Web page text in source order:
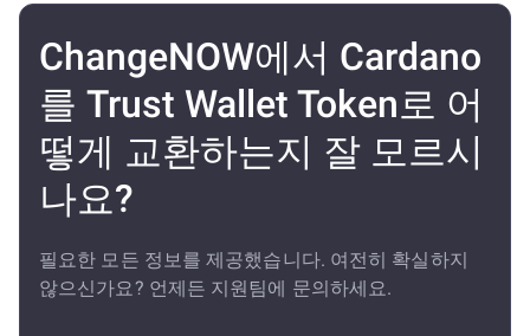
ChangeNOW에서 Cardano
를 Trust Wallet Token로 어
떻게 교환하는지 잘 모르시
나요?
필요한 모든 정보를 제공했습니다. 여전히 확실하지
않으신가요? 언제든 지원팀에 문의하세요.